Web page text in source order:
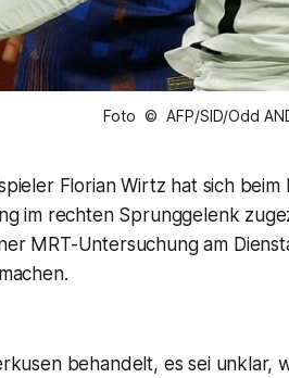
Foto © AFP/SID/Odd
Florian Wirtz hat sich
im rechten Sprunggelenk
MRT-Untersuchung am
behandelt, es sei unklar,